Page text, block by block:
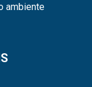
ambiente